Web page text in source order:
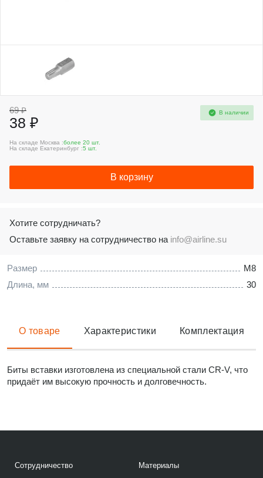
Размер
M8
Длина, мм
30
69 ₽
38 ₽
В наличии
На складе Москва :более 20 шт.
На складе Екатеринбург :5 шт.
В корзину
Хотите сотрудничать?
Оставьте заявку на сотрудничество на info@airline.su
О товаре Характеристики Комплектация
Биты вставки изготовлена из специальной стали CR-V, что
придаёт им высокую прочность и долговечность.
Сотрудничество Материалы